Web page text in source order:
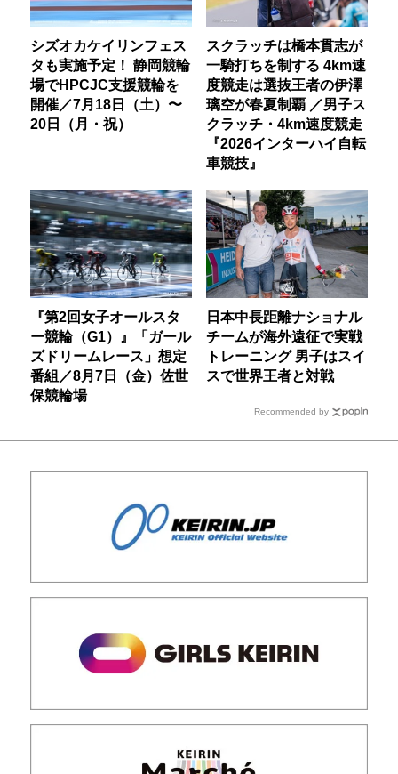
シズオカケイリンフェス
タも実施予定！ 静岡競輪
場でHPCJC支援競輪を
開催／7月18日（土）〜
20日（月・祝）
スクラッチは橋本貫志が
一騎打ちを制する 4km速
度競走は選抜王者の伊澤
璃空が春夏制覇 ／男子ス
クラッチ・4km速度競走
『2026インターハイ自転
車競技』
『第2回女子オールスタ
ー競輪（G1）』「ガール
ズドリームレース」想定
番組／8月7日（金）佐世
保競輪場
日本中長距離ナショナル
チームが海外遠征で実戦
トレーニング 男子はスイ
スで世界王者と対戦
Recommended by